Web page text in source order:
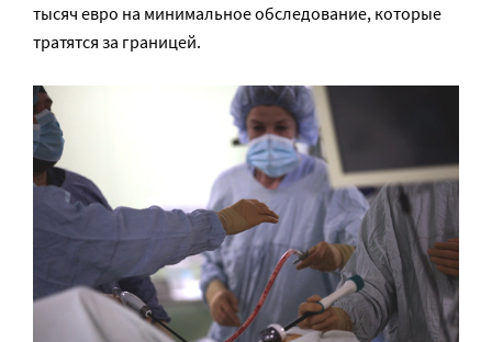
тысяч евро на минимальное обследование, которые
тратятся за границей.